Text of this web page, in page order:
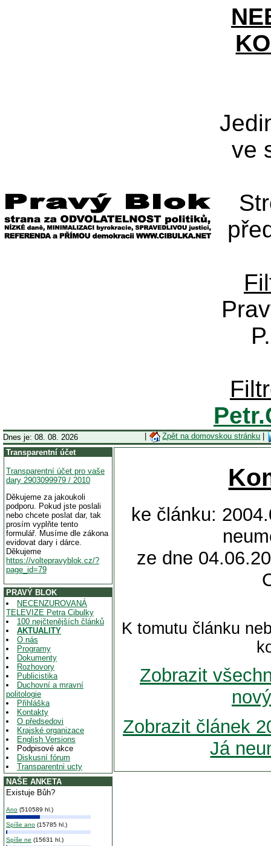
ve
Dnes je: 08. 08. 2026 Zpět na domovskou stránku
Transparentní účet
Transparentní účet pro vaše
dary 2903099979 / 2010
Děkujeme za jakoukoli
podporu. Pokud jste poslali
nebo chcete poslat dar, tak
prosím vyplňte tento
formulář. Musíme dle zákona
evidovat dary i dárce.
Děkujeme
https://voltepravyblok.cz/?
page_id=79
PRAVÝ BLOK
NECENZUROVANÁ
TELEVIZE Petra Cibulky
100 nejčtenějších článků
AKTUALITY
O nás
Programy
Dokumenty
Rozhovory
Publicistika
Duchovní a mravní
politologie
Přihláška
Kontakty
O předsedovi
Krajské organizace
English Versions
Podpisové akce
Diskusní fórum
Transparentni ucty
NAŠE ANKETA
Existuje Bůh?
Ano (510589 hl.)
Spíše ano (15785 hl.)
Spíše ne (15631 hl.)
ke článku:
ze dne
K tomutu článku
Zobrazit
Zobrazit článek
Já